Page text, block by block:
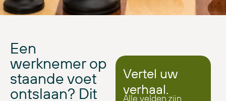
Een
werknemer op
staande voet
ontslaan? Dit
Vertel uw
verhaal.
Alle velden zijn